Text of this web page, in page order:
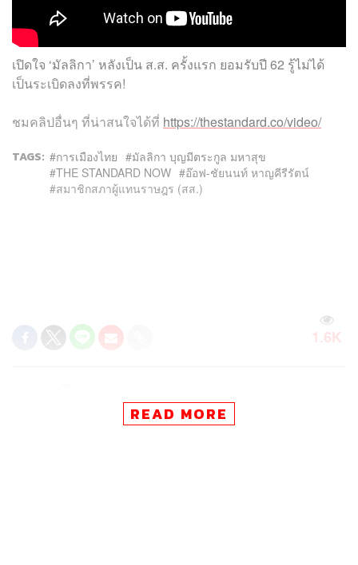
เปิดใจ ‘มัลลิกา’ หลังเป็น ส.ส. ครั้งแรก ยอมรับปี 62 รู้ไม่ได้
เป็นระเบิดลงที่พรรค!
ชมคลิปอื่นๆ ที่น่าสนใจได้ที่ https://thestandard.co/video/
TAGS: การเมืองไทย
มัลลิกา บุญมีตระกูล มหาสุข
THE STANDARD NOW
อ๊อฟ-ชัยนนท์ หาญคีรีรัตน์
สมาชิกสภาผู้แทนราษฎร (สส.)
1.6K
THE STANDARD TEAM
READ MORE